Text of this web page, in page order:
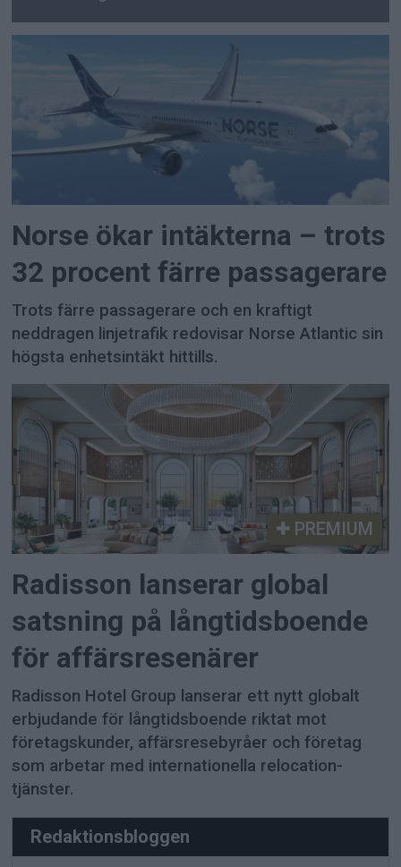
Norse ökar intäkterna – trots
32 procent färre passagerare
Trots färre passagerare och en kraftigt
neddragen linjetrafik redovisar Norse Atlantic sin
högsta enhetsintäkt hittills.
PREMIUM
Radisson lanserar global
satsning på långtidsboende
för affärsresenärer
Radisson Hotel Group lanserar ett nytt globalt
erbjudande för långtidsboende riktat mot
företagskunder, affärsresebyråer och företag
som arbetar med internationella relocation-
tjänster.
Redaktionsbloggen